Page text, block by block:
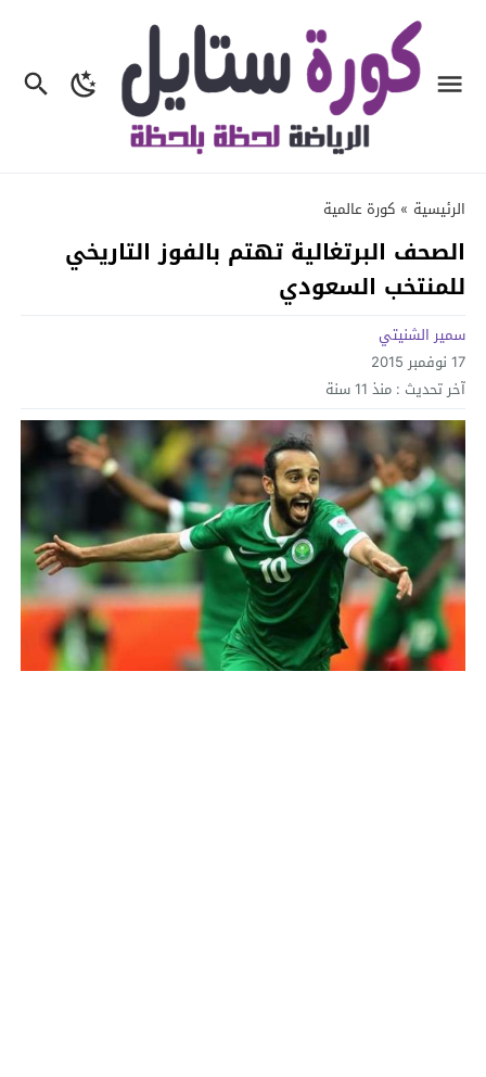
الرئيسية » كورة عالمية
الصحف البرتغالية تهتم بالفوز التاريخي
للمنتخب السعودي
سمير الشنيتي
17 نوفمبر 2015
آخر تحديث : منذ 11 سنة